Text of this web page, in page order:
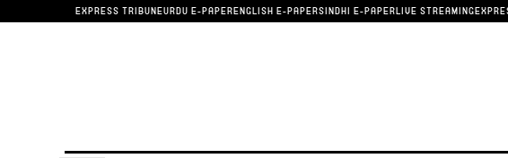
EXPRESS TRIBUNEURDU E-PAPERENGLISH E-PAPERSINDHI E-PAPERLIVE STREAMING